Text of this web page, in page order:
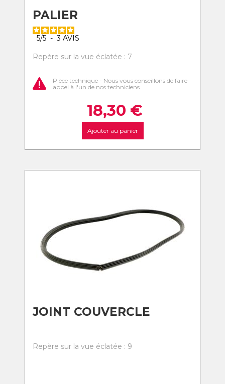
PALIER
5/5 - 3 AVIS
Repère sur la vue éclatée : 7
Pièce technique - Nous vous conseillons de faire
appel à l'un de nos techniciens
18,30 €
Ajouter au panier
JOINT COUVERCLE
Repère sur la vue éclatée : 9